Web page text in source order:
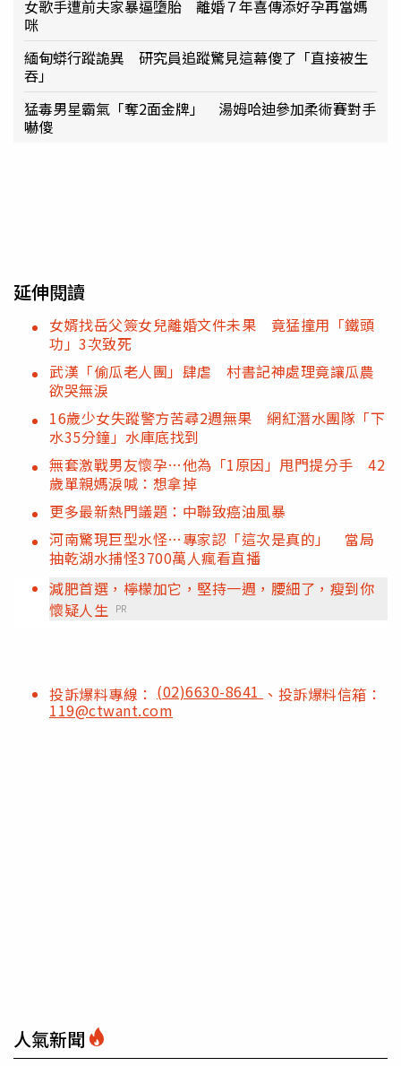
女歌手遭前夫家暴逼墮胎 離婚７年喜傳添好孕再當媽
咪
緬甸蟒行蹤詭異 研究員追蹤驚見這幕傻了「直接被生
吞」
猛毒男星霸氣「奪2面金牌」 湯姆哈迪參加柔術賽對手
嚇傻
延伸閱讀
女婿找岳父簽女兒離婚文件未果 竟猛撞用「鐵頭
功」3次致死
武漢「偷瓜老人團」肆虐 村書記神處理竟讓瓜農
欲哭無淚
16歲少女失蹤警方苦尋2週無果 網紅潛水團隊「下
水35分鐘」水庫底找到
無套激戰男友懷孕…他為「1原因」甩門提分手 42
歲單親媽淚喊：想拿掉
更多最新熱門議題：中聯致癌油風暴
河南驚現巨型水怪…專家認「這次是真的」 當局
抽乾湖水捕怪3700萬人瘋看直播
減肥首選，檸檬加它，堅持一週，腰細了，瘦到你
懷疑人生
PR
投訴爆料專線： (02)6630-8641 、投訴爆料信箱：
119@ctwant.com
人氣新聞